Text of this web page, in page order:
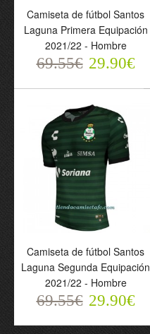
Camiseta de fútbol
Santos Laguna Primera
Equipación 2021/22 -
Hombre
69.55€
Camiseta de fútbol
Santos Laguna Segunda
Equipación 2021/22 -
Camiseta de fútbol Santos
Laguna Primera Equipación
2021/22 - Hombre
69.55€ 29.90€
Camiseta de fútbol Santos
Laguna Segunda Equipación
2021/22 - Hombre
69.55€ 29.90€